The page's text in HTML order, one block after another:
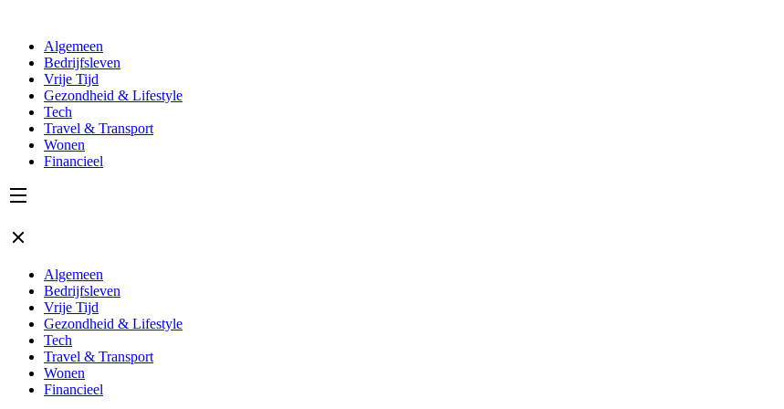
Algemeen
Bedrijfsleven
Vrije Tijd
Gezondheid & Lifestyle
Tech
Travel & Transport
Wonen
Financieel
Algemeen
Bedrijfsleven
Vrije Tijd
Gezondheid & Lifestyle
Tech
Travel & Transport
Wonen
Financieel